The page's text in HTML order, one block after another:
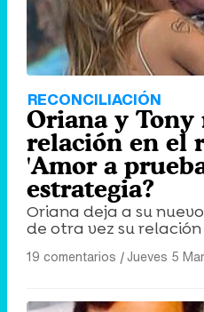
RECONCILIACIÓN
Oriana y Tony
relación en el
'Amor a
estrategia?
Oriana deja a su
de otra vez su relación
19 comentarios |Jueves 5